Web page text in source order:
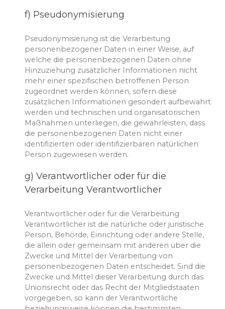
f) Pseudonymisierung
Pseudonymisierung ist die Verarbeitung
personenbezogener Daten in einer Weise, auf
welche die personenbezogenen Daten ohne
Hinzuziehung zusätzlicher Informationen nicht
mehr einer spezifischen betroffenen Person
zugeordnet werden können, sofern diese
zusätzlichen Informationen gesondert aufbewahrt
werden und technischen und organisatorischen
Maßnahmen unterliegen, die gewährleisten, dass
die personenbezogenen Daten nicht einer
identifizierten oder identifizierbaren natürlichen
Person zugewiesen werden.
g) Verantwortlicher oder für die
Verarbeitung Verantwortlicher
Verantwortlicher oder für die Verarbeitung
Verantwortlicher ist die natürliche oder juristische
Person, Behörde, Einrichtung oder andere Stelle,
die allein oder gemeinsam mit anderen über die
Zwecke und Mittel der Verarbeitung von
personenbezogenen Daten entscheidet. Sind die
Zwecke und Mittel dieser Verarbeitung durch das
Unionsrecht oder das Recht der Mitgliedstaaten
vorgegeben, so kann der Verantwortliche